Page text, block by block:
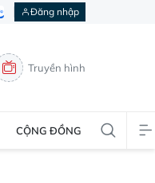
Đăng nhập
Truyền hình
CỘNG ĐỒNG